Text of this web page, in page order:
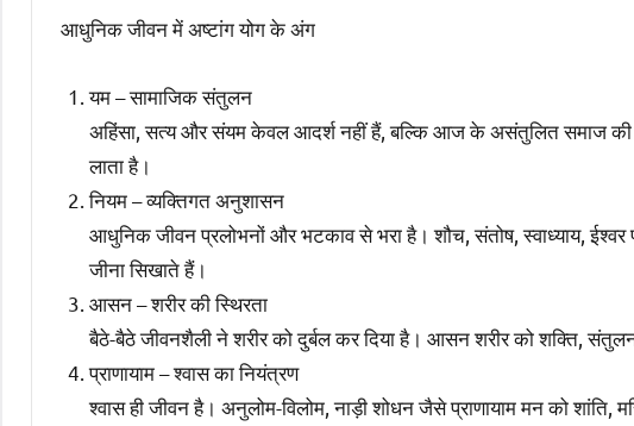
आधुनिक जीवन में अष्टांग योग के अंग
यम – सामाजिक संतुलन
अहिंसा, सत्य और संयम केवल आदर्श नहीं हैं, बल्कि आज के असंतुलित समाज की
लाता है।
नियम – व्यक्तिगत अनुशासन
आधुनिक जीवन प्रलोभनों और भटकाव से भरा है। शौच, संतोष, स्वाध्याय,
जीना सिखाते हैं।
आसन – शरीर की स्थिरता
बैठे-बैठे जीवनशैली ने शरीर को दुर्बल कर दिया है। आसन शरीर को शक्ति,
प्राणायाम – श्वास का नियंत्रण
श्वास ही जीवन है। अनुलोम-विलोम, नाड़ी शोधन जैसे प्राणायाम मन को शांति,